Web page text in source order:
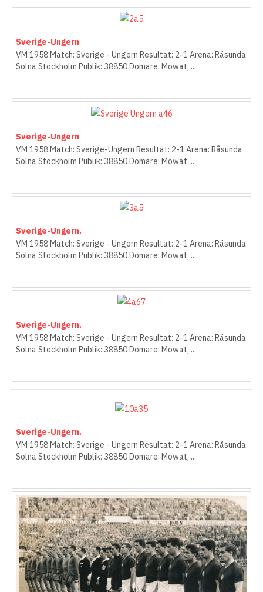
Sverige-Ungern
VM 1958 Match: Sverige - Ungern Resultat: 2-1 Arena: Råsunda
Solna Stockholm Publik: 38850 Domare: Mowat, ...
Sverige-Ungern
VM 1958 Match: Sverige-Ungern Resultat: 2-1 Arena: Råsunda
Solna Stockholm Publik: 38850 Domare: Mowat ...
Sverige-Ungern.
VM 1958 Match: Sverige - Ungern Resultat: 2-1 Arena: Råsunda
Solna Stockholm Publik: 38850 Domare: Mowat, ...
Sverige-Ungern.
VM 1958 Match: Sverige - Ungern Resultat: 2-1 Arena: Råsunda
Solna Stockholm Publik: 38850 Domare: Mowat, ...
Sverige-Ungern.
VM 1958 Match: Sverige - Ungern Resultat: 2-1 Arena: Råsunda
Solna Stockholm Publik: 38850 Domare: Mowat, ...